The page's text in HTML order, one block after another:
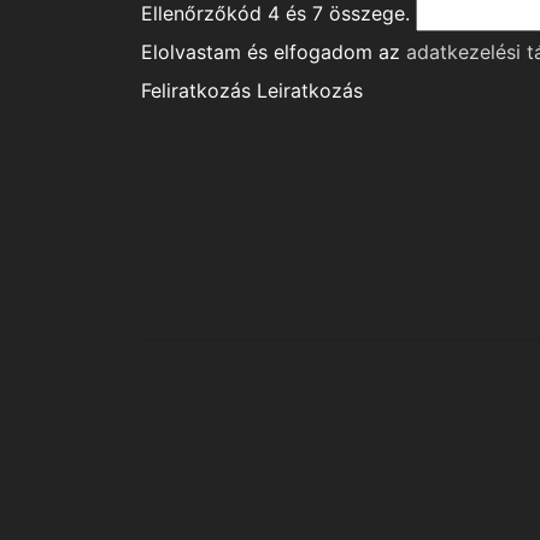
Ellenőrzőkód 4 és 7 összege.
Elolvastam és elfogadom az adatkezelési
Feliratkozás Leiratkozás